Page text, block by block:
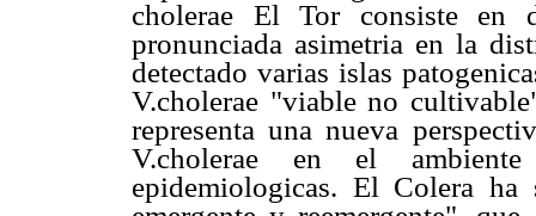
cholerae El Tor consiste en
pronunciada asimetria en la
detectado varias islas
V.cholerae "viable no
representa una nueva
V.cholerae en el
epidemiologicas. El Colera ha